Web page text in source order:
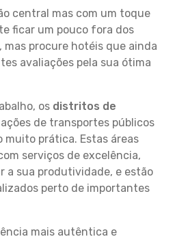
central mas com um toque
ficar um pouco fora dos
mas procure hotéis que ainda
avaliações pela sua ótima
os distritos de
de transportes públicos
muito prática. Estas áreas
serviços de excelência,
a sua produtividade, e estão
perto de importantes
mais autêntica e